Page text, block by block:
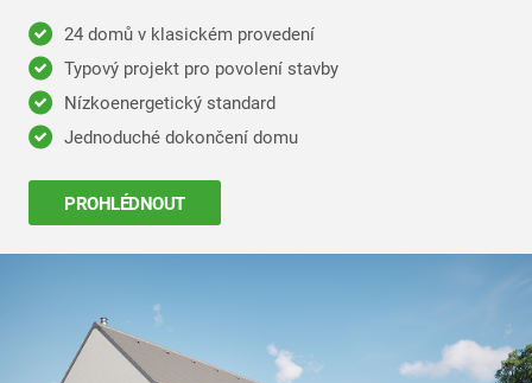
24 domů v klasickém provedení
Typový projekt pro povolení stavby
Nízkoenergetický standard
Jednoduché dokončení domu
PROHLÉDNOUT